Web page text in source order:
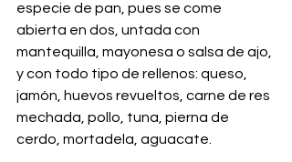
especie de pan, pues se come
abierta en dos, untada con
mantequilla, mayonesa o salsa de ajo,
y con todo tipo de rellenos: queso,
jamón, huevos revueltos, carne de res
mechada, pollo, tuna, pierna de
cerdo, mortadela, aguacate.